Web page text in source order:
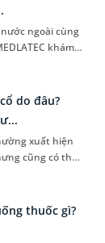
ngoài cùng
khám
khám và
do đâu?
xuất hiện
cũng có thể
thư. Để tìm
thuốc gì?